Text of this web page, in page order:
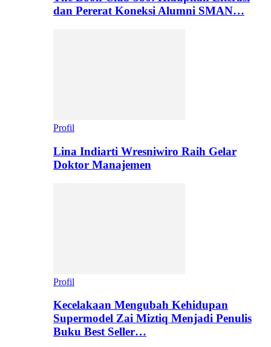
dan Pererat Koneksi Alumni SMAN…
Profil
Lina Indiarti Wresniwiro Raih Gelar
Doktor Manajemen
Profil
Kecelakaan Mengubah Kehidupan
Supermodel Zai Miztiq Menjadi Penulis
Buku Best Seller…